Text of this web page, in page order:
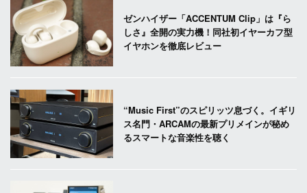
ゼンハイザー「ACCENTUM Clip」は『ら
しさ』全開の実力機！同社初イヤーカフ型
イヤホンを徹底レビュー
“Music First”のスピリッツ息づく。イギリ
ス名門・ARCAMの最新プリメインが秘め
るスマートな音楽性を聴く